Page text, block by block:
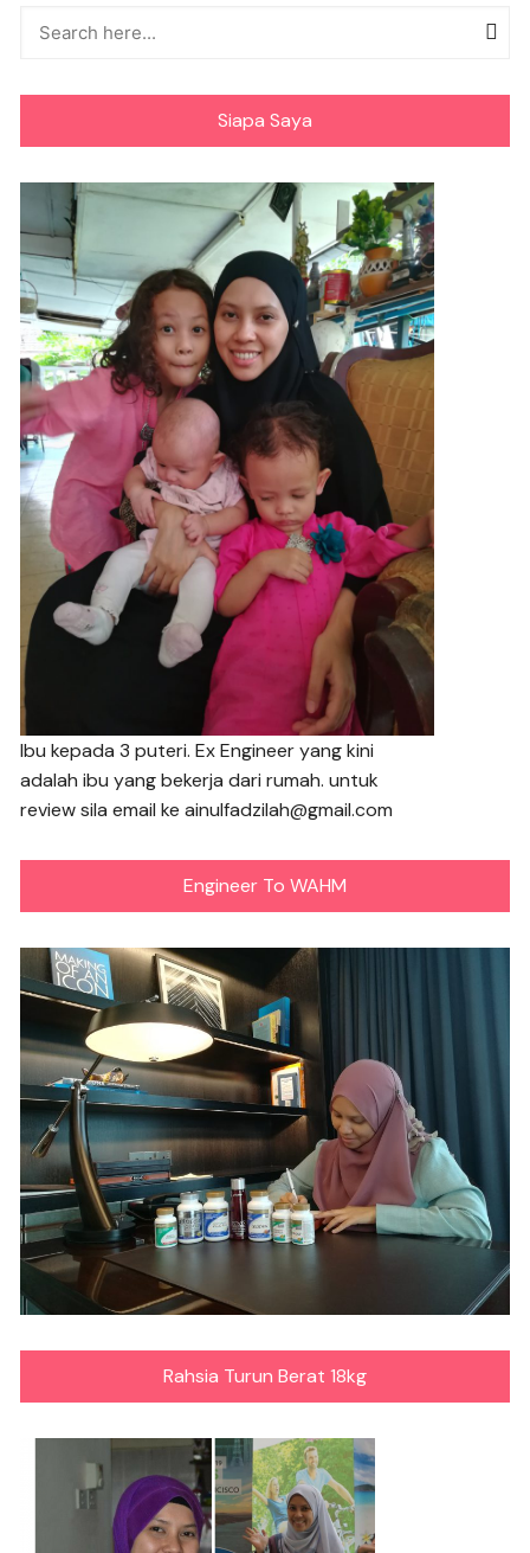
Siapa Saya
Ibu kepada 3 puteri. Ex Engineer yang kini
adalah ibu yang bekerja dari rumah. untuk
review sila email ke ainulfadzilah@gmail.com
Engineer To WAHM
Rahsia Turun Berat 18kg